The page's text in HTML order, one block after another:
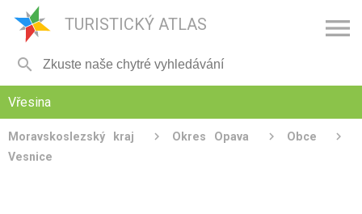
TURISTICKÝ ATLAS 

Vřesina
Moravskoslezský kraj Okres Opava
Obce
Vesnice